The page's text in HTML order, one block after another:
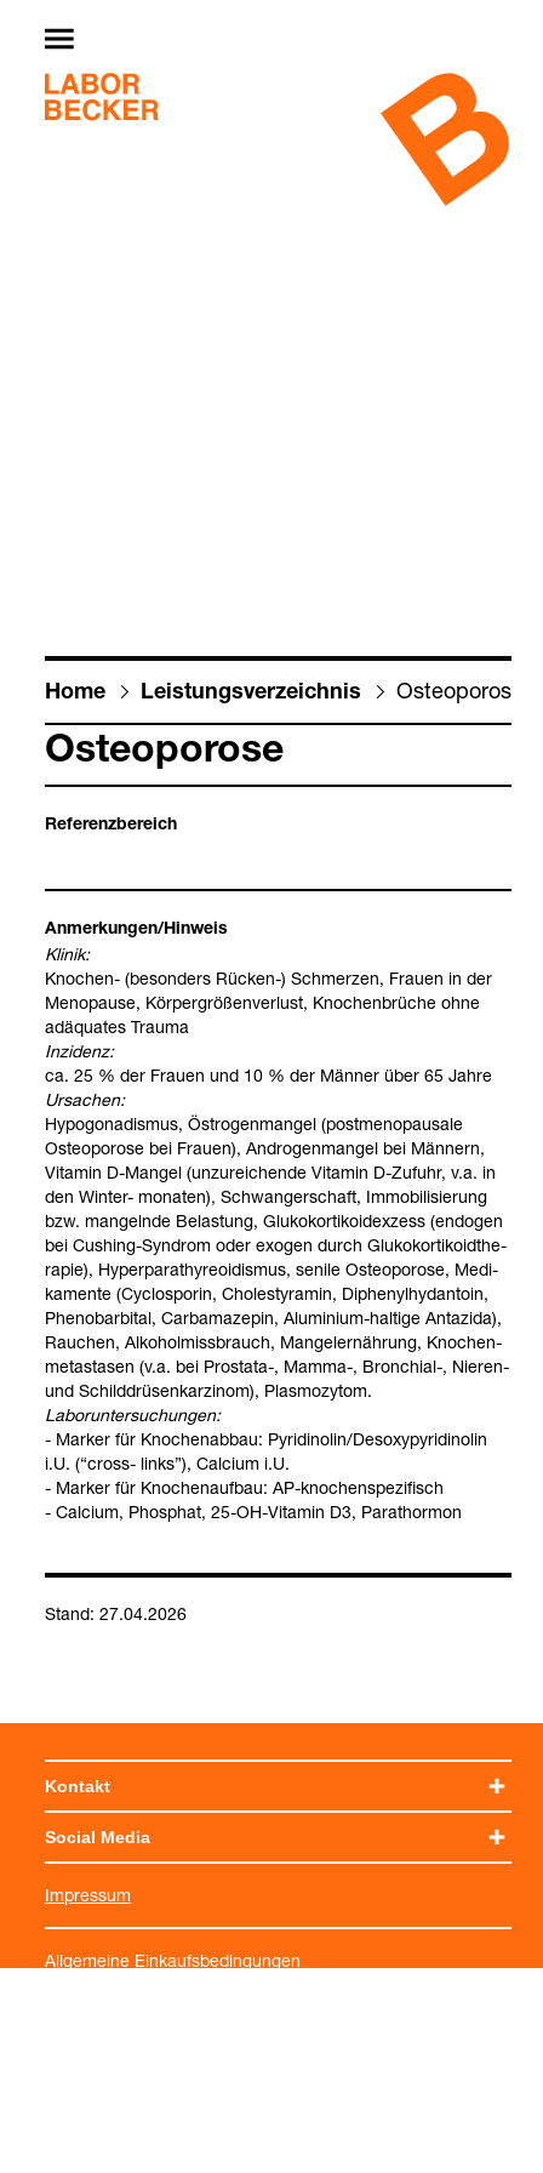
Home Leis­tungs­ver­zeich­nis Osteo­po­rose
Osteo­po­rose
Refe­renz­be­reich
Anmer­kun­gen/Hin­weis
Kli­nik:
Kno­chen-​ (beson­ders Rücken-​) Schmer­zen, Frauen in der
Meno­pause, Kör­per­grö­ßen­ver­lust, Kno­chen­brü­che ohne
adäqua­tes Trauma
Inzi­denz:
ca. 25 % der Frauen und 10 % der Män­ner über 65 Jahre
Ursa­chen:
Hypo­go­na­dis­mus, Östro­gen­man­gel (post­meno­pau­sale
Osteo­po­rose bei Frauen), Andro­gen­man­gel bei Män­nern,
Vit­amin D-​Man­gel (unzu­rei­chende Vit­amin D-​Zufuhr, v.a. in
den Win­ter-​ mona­ten), Schwan­ger­schaft, Immo­bi­li­sie­rung
bzw. man­gelnde Belas­tung, Glu­ko­kor­ti­ko­idex­zess (endo­gen
bei Cus­hing-​Syn­drom oder exo­gen durch Glu­ko­kor­ti­ko­id­the­
ra­pie), Hyper­pa­ra­thy­reo­idis­mus, senile Osteo­po­rose, Medi­
ka­mente (Cyclos­po­rin, Cho­les­ty­ra­min, Diphe­nyl­hy­dan­toin,
Phe­no­bar­bi­tal, Carb­am­aze­pin, Alu­mi­nium-​hal­tige Anta­zida),
Rau­chen, Alko­hol­miss­brauch, Man­gel­er­näh­rung, Kno­chen-​
meta­sta­sen (v.a. bei Pro­stata-​, Mamma-​, Bron­chial-​, Nie­ren-​
und Schild­drü­sen­kar­zi­nom), Plas­mo­zy­tom.
Labor­un­ter­su­chun­gen:
- Mar­ker für Kno­chen­ab­bau: Pyri­di­no­lin/Des­oxy­py­ri­di­no­lin
i.U. (“cross-​ links”), Cal­cium i.U.
- Mar­ker für Kno­chen­auf­bau: AP-​kno­chen­spe­zi­fisch
- Cal­cium, Phos­phat, 25-​OH-​Vit­amin D3, Para­thor­mon
Stand: 27.04.2026
Kontakt
Social Media
Impressum
Allgemeine Einkaufsbedingungen